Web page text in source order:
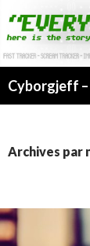
Cyborgjeff
Archives par